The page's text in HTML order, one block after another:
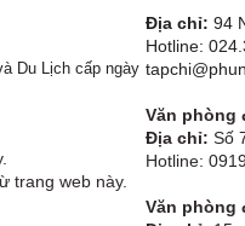
Du Lịch cấp ngày
trang web này.
Địa chỉ: 94
Hotline:
Văn phòng
Địa chỉ: Số
Hotline:
Văn phòng